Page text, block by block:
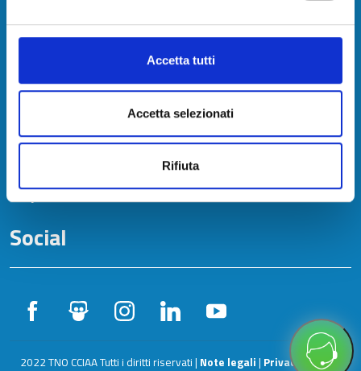
Accetta tutti
Accetta selezionati
Rifiuta
Chi siamo
Contatti
URP - Ufficio Relazioni con il Pubblico
Specimen firme - firme autorizzate
Social
2022 TNO CCIAA Tutti i diritti riservati | Note legali | Privacy Policy e